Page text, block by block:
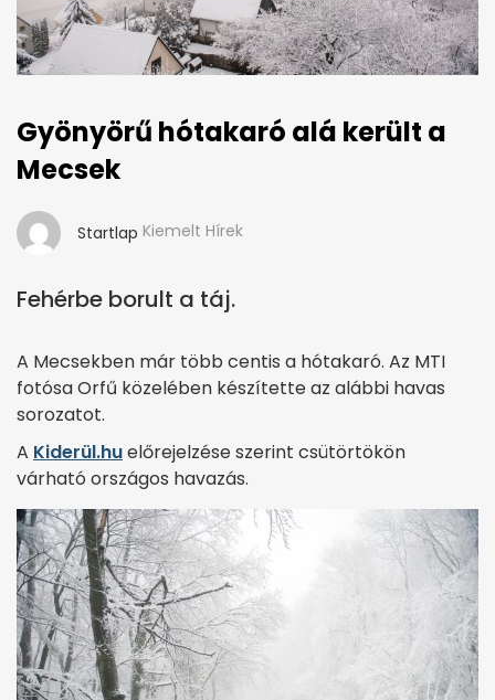
Gyönyörű hótakaró alá került a
Mecsek
Startlap Kiemelt Hírek
Fehérbe borult a táj.
A Mecsekben már több centis a hótakaró. Az MTI
fotósa Orfű közelében készítette az alábbi havas
sorozatot.
A Kiderül.huelőrejelzése szerint csütörtökön
várható országos havazás.